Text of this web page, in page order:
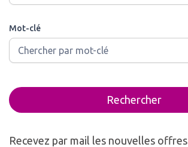
Mot-clé
Rechercher
Recevez par mail les nouvelles offres